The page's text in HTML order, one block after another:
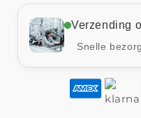
korting!
korting!
Verzending
Snelle